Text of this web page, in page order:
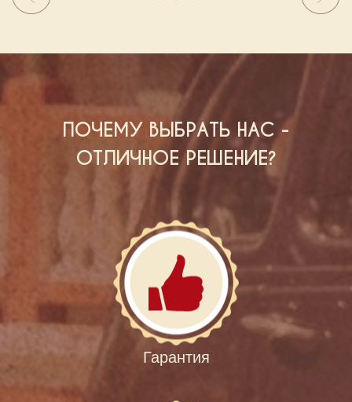
ПОЧЕМУ ВЫБРАТЬ НАС -
ОТЛИЧНОЕ РЕШЕНИЕ?
Гарантия